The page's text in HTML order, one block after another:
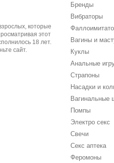
имитирующей оральные
– изменение
– выступы, шипики,
тело представляет
имеет от 3-4 до 12 режимов.
очень нежная, поэтому
(акрилонитрил-бутадиен-
которые
этот
18 лет.
сайт.
Бренды
Вибраторы
Вагины и
Куклы
Анальные
Страпоны
Насадки и
Вагинальные
Помпы
Электро секс
Свечи
Секс аптека
Феромоны